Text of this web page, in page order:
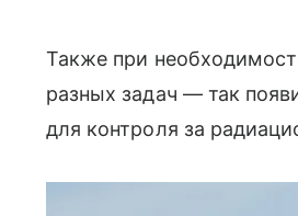
Также при
разных задач — так
для контроля за